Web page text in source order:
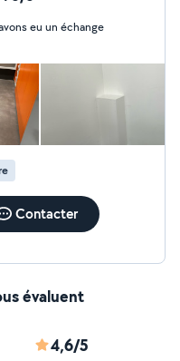
eu un échange
Contacter
évaluent
4,6/5